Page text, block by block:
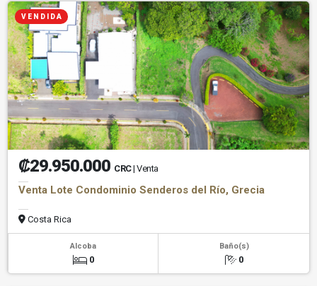
V E N D I D A
₡29.950.000 CRC| Venta
Venta Lote Condominio Senderos del Río, Grecia
Costa Rica
Alcoba
0
Baño(s)
0